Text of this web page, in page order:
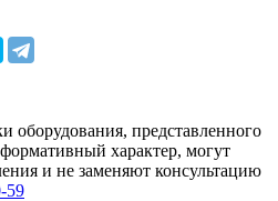
оборудования, представленного
характер, могут
и не заменяют консультацию
59